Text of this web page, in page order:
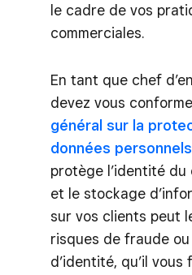
le cadre de vos
commerciales.
En tant que chef
devez vous
général sur la
données personnels
protège l’identité du
et le stockage
sur vos clients peut
risques de fraude ou
d’identité, qu’il